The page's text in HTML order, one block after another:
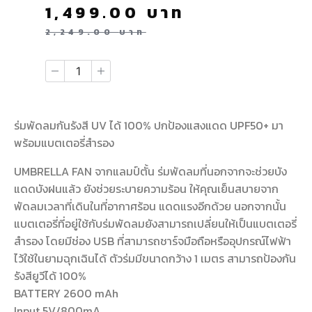
2,249.00บาท
1,499.00 บาท
ร่มพัดลมกันรังสี UV ได้ 100% ปกป้องแสงแดด UPF50+ มา
พร้อมแบตเตอรี่สำรอง
UMBRELLA FAN จากแลมป์ตั้น ร่มพัดลมที่นอกจากจะช่วยบัง
แดดบังฝนแล้ว ยังช่วยระบายความร้อน ให้คุณเย็นสบายจาก
พัดลมเวลาที่เดินในที่อากาศร้อน แดดแรงอีกด้วย นอกจากนั้น
แบตเตอรี่ที่อยู่ใช้กับร่มพัดลมยังสามารถเปลี่ยนให้เป็นแบตเตอรี่
สำรอง โดยมีช่อง USB ที่สามารถชาร์จมือถือหรืออุปกรณ์ไฟฟ้า
ไว้ใช้ในยามฉุกเฉินได้ ตัวร่มมีขนาดกว้าง 1 เมตร สามารถป้องกัน
รังสียูวีได้ 100%
BATTERY 2600 mAh